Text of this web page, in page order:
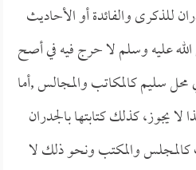
للذكرى والفائدة أو الأحاديث
عليه وسلم لا حرج فيه في أصح
محل سليم كالمكاتب والمجالس ,أما
يجوز، كذلك كتابتها بالجدران
كالمجلس والمكتب ونحو ذلك لا